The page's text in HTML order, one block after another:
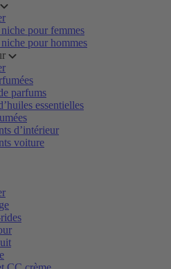
pour femmes
pour hommes
parfums
essentielles
d’intérieur
voiture